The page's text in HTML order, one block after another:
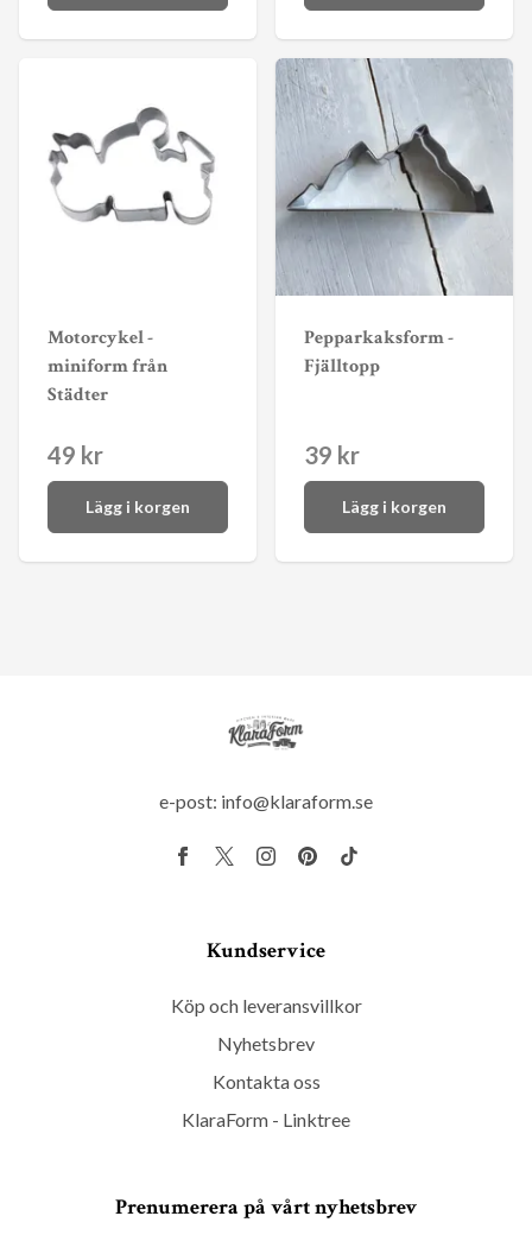
Motorcykel -
miniform från
Städter
49 kr
Lägg i korgen
Pepparkaksform -
Fjälltopp
39 kr
Lägg i korgen
e-post: info@klaraform.se
Kundservice
Köp och leveransvillkor
Nyhetsbrev
Kontakta oss
KlaraForm - Linktree
Prenumerera på vårt nyhetsbrev